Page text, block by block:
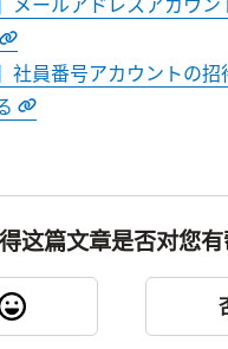
社員番号アカウントの
这篇文章是否对您有